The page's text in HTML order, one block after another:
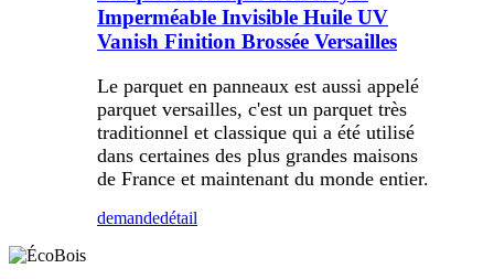
Imperméable Invisible Huile UV
Vanish Finition Brossée Versailles
Le parquet en panneaux est aussi appelé
parquet versailles, c'est un parquet très
traditionnel et classique qui a été utilisé
dans certaines des plus grandes maisons
de France et maintenant du monde entier.
demandedétail